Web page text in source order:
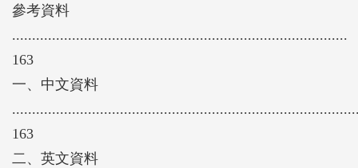
參考資料
....................................................................................
163
一、中文資料
163
二、英文資料